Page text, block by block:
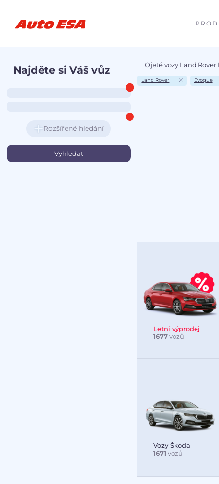
Najděte si Váš vůz
Rozšířené hledání
Ojeté vozy Land Rover
Land Rover Evoque
Letní výprodej
1677vozů
Vozy Škoda
1671 vozů